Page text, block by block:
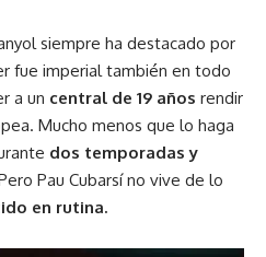
siempre ha destacado por
fue imperial también en todo
a un central de 19 años rendir
Mucho menos que lo haga
dos temporadas y
Pau Cubarsí no vive de lo
en rutina.